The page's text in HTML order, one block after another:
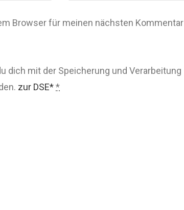
Browser für meinen nächsten Kommentar
dich mit der Speicherung und Verarbeitung
zur DSE**